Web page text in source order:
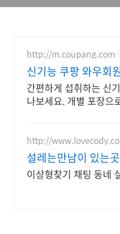
http://m.coupang.com
신기능 쿠팡 와우회
간편하게 섭취하는 신
나보세요. 개별 포장으
http://
설레는만남이 있는
이상형찾기 채팅 동네